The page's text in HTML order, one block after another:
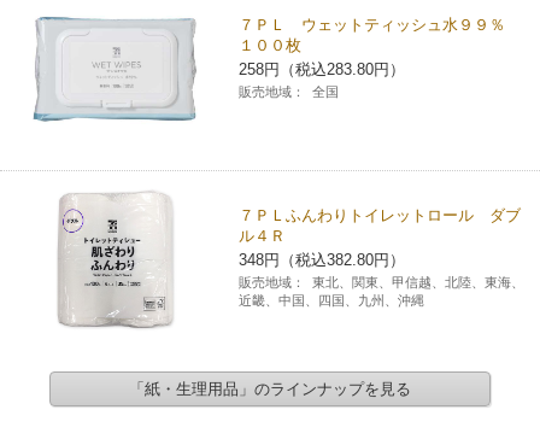
７ＰＬ ウェットティッシュ水９９％
１００枚
258円（税込283.80円）
販売地域： 全国
７ＰＬふんわりトイレットロール ダブ
ル４Ｒ
348円（税込382.80円）
販売地域：
東北、関東、甲信越、北陸、東海、
近畿、中国、四国、九州、沖縄
「紙・生理用品」のラインナップを見る